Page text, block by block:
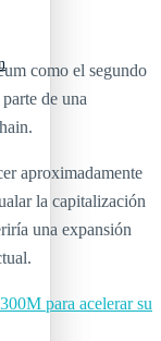
como el segundo
de una
aproximadamente
la capitalización
una expansión
para acelerar su